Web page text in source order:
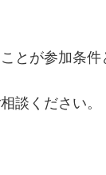
とが参加条件
談ください。